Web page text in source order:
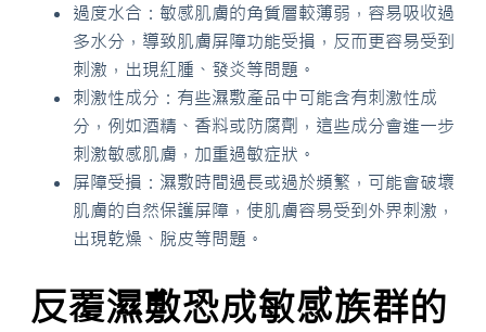
過度水合：敏感肌膚的角質層較薄弱，容易吸收過
多水分，導致肌膚屏障功能受損，反而更容易受到
刺激，出現紅腫、發炎等問題。
刺激性成分：有些濕敷產品中可能含有刺激性成
分，例如酒精、香料或防腐劑，這些成分會進一步
刺激敏感肌膚，加重過敏症狀。
屏障受損：濕敷時間過長或過於頻繁，可能會破壞
肌膚的自然保護屏障，使肌膚容易受到外界刺激，
出現乾燥、脫皮等問題。
反覆濕敷恐成敏感族群的